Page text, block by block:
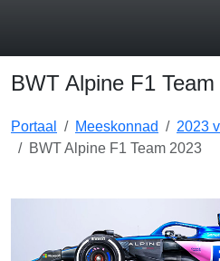
BWT Alpine F1
Portaal Meeskonnad
2023
BWT Alpine F1 Team 2023